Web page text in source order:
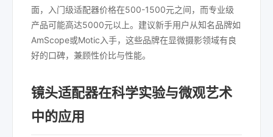
面，入门级适配器价格在500-1500元之间，而专业级
产品可能高达5000元以上。建议新手用户从知名品牌如
AmScope或Motic入手，这些品牌在显微摄影领域有良
好的口碑，兼顾性价比与性能。
镜头适配器在科学实验与微观艺术
中的应用